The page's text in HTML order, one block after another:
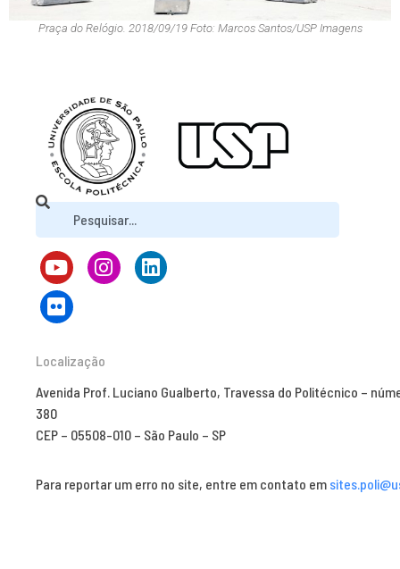
Praça do Relógio. 2018/09/19 Foto: Marcos Santos/USP Imagens
Localização
Avenida Prof. Luciano Gualberto, Travessa do Politécnico –
380
CEP – 05508-010 – São Paulo – SP
Para reportar um erro no site, entre em contato em